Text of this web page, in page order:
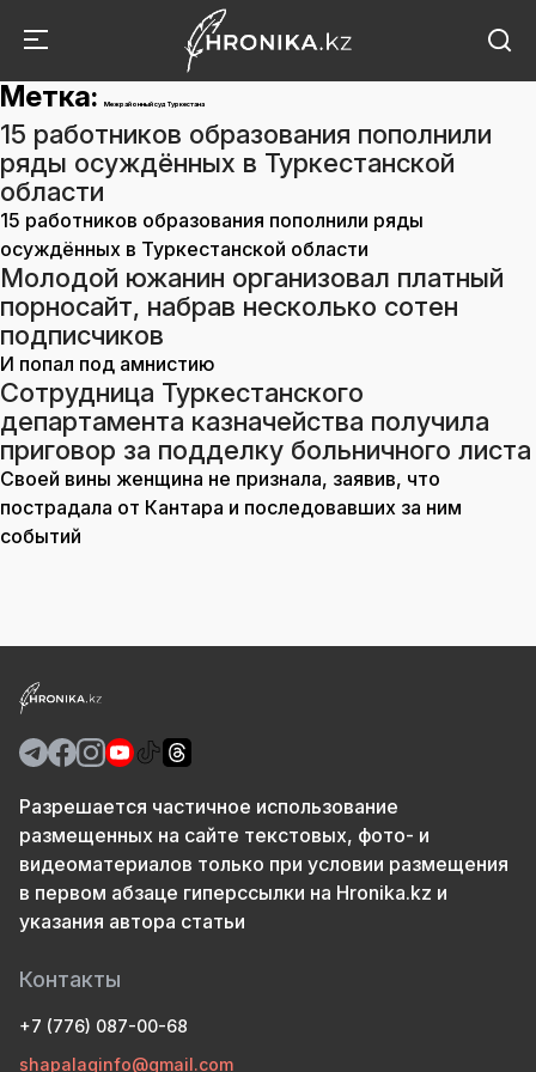
Метка: Межрайонный суд Туркестана
15 работников образования пополнили
ряды осуждённых в Туркестанской
области
15 работников образования пополнили ряды
осуждённых в Туркестанской области
Молодой южанин организовал платный
порносайт, набрав несколько сотен
подписчиков
И попал под амнистию
Сотрудница Туркестанского
департамента казначейства получила
приговор за подделку больничного листа
Своей вины женщина не признала, заявив, что
пострадала от Кантара и последовавших за ним
событий
Разрешается частичное использование
размещенных на сайте текстовых, фото- и
видеоматериалов только при условии размещения
в первом абзаце гиперссылки на Hronika.kz и
указания автора статьи
Контакты
+7 (776) 087-00-68
shapalaqinfo@gmail.com